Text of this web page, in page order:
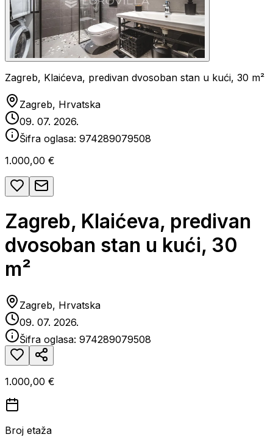
Zagreb, Klaićeva, predivan dvosoban stan u kući, 30 m²
Zagreb, Hrvatska
09. 07. 2026.
Šifra oglasa: 974289079508
1.000,00 €
Zagreb, Klaićeva, predivan
dvosoban stan u kući, 30
m²
Zagreb, Hrvatska
09. 07. 2026.
Šifra oglasa: 974289079508
1.000,00 €
Broj etaža